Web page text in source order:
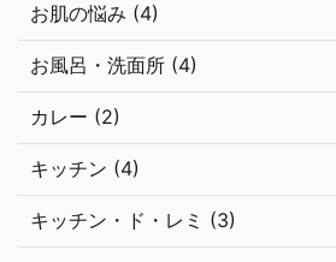
お肌の悩み (4)
お風呂・洗面所 (4)
カレー (2)
キッチン (4)
キッチン・ド・レミ (3)